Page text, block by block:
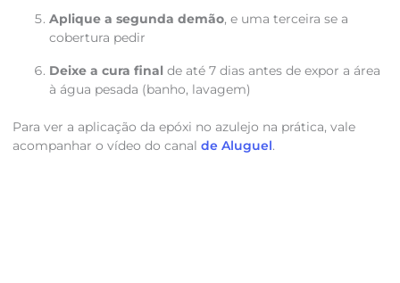
Aplique a segunda demão, e uma terceira se a
cobertura pedir
Deixe a cura final de até 7 dias antes de expor a área
à água pesada (banho, lavagem)
Para ver a aplicação da epóxi no azulejo na prática, vale
acompanhar o vídeo do canal de Aluguel.